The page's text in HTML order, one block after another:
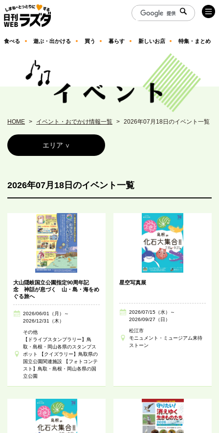
食べる 遊ぶ・出かける 買う 暮らす 新しいお店 特集・まとめ
HOME イベント・おでかけ情報一覧 2026年07月18日のイベント一覧
エリア
2026年07月18日のイベント一覧
大山隠岐国立公園指定90周年記
念 神話が息づく 山・島・海をめ
ぐる旅へ
2026/06/01（月）～
2026/12/31（木）
その他
【ドライブスタンプラリー】鳥
取・島根・岡山各県のスタンプス
ポット 【クイズラリー】鳥取県の
国立公園関連施設 【フォトコンテ
スト】鳥取・島根・岡山各県の国
立公園
星空写真展
2026/07/15（水）～
2026/09/27（日）
松江市
モニュメント・ミュージアム来待
ストーン